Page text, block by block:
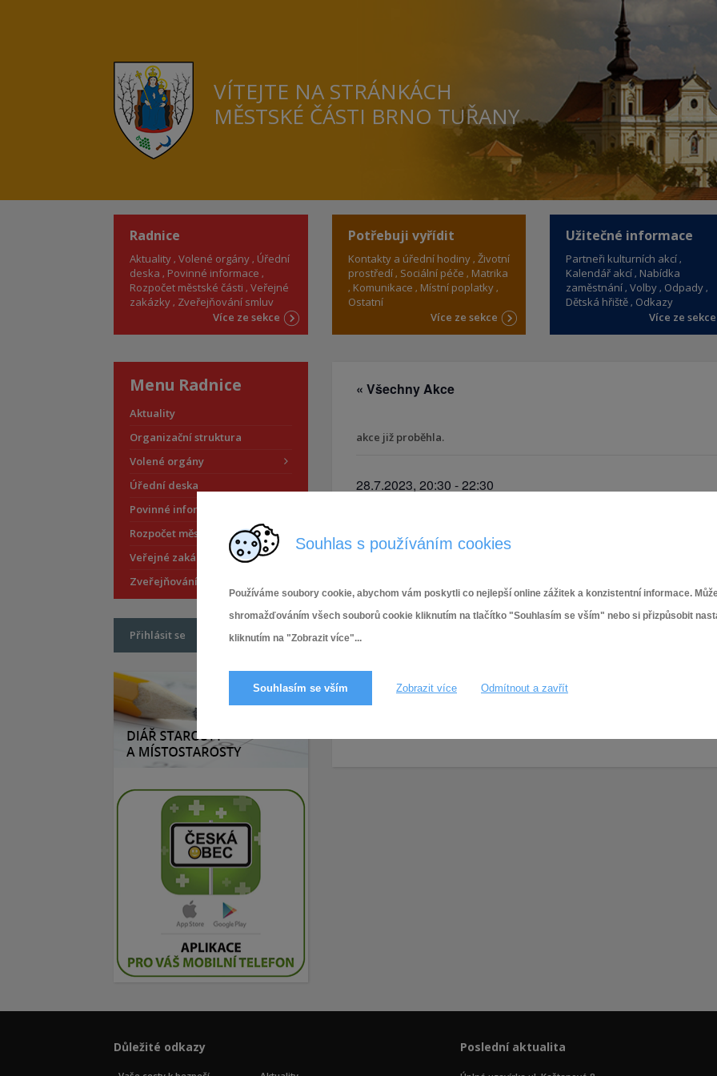
Souhlas s používáním cookies
Používáme soubory cookie, abychom vám poskytli co nejlepší online zážitek a konzistentní informace.
shromažďováním všech souborů cookie kliknutím na tlačítko "Souhlasím se vším" nebo si přizpůsobit
kliknutím na "Zobrazit více"...
Souhlasím se vším Zobrazit více Odmítnout a zavřít
VÍTEJTE NA STRÁNKÁCH
MĚSTSKÉ ČÁSTI BRNO TUŘANY
Radnice
Aktuality Volené orgány Úřední
deska
Povinné informace
Rozpočet městské části Veřejné
zakázky Zveřejňování smluv
Více ze sekce
Potřebuji vyřídit
Kontakty a úřední hodiny Životní
prostředí Sociální péče
Matrika
Komunikace
Místní poplatky
Ostatní
Více ze sekce
Užitečné informace
Partneři kulturních akcí
Kalendář akcí Nabídka
zaměstnání Volby Odpady
Dětská hřiště Odkazy
Více ze sekce
« Všechny Akce
akce již proběhla.
28.7.2023, 20:30 -22:30
PODROBNOSTI
28.7.2023
Čas:
20:30 - 22:30
Menu Radnice
Aktuality
Organizační struktura
Volené orgány
Úřední deska
Povinné informace
Rozpočet městské části
Veřejné zakázky
Zveřejňování smluv
Přihlásit se
Důležité odkazy Poslední aktualita